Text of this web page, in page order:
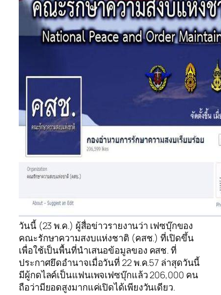
วันนี้ (23 พ.ค.) ผู้สื่อข่าวรายงานว่า เฟซบุ๊กของ
คณะรักษาความสงบแห่งชาติ (คสช.) ที่เปิดขึ้น
เพื่อใช้เป็นพื้นที่นำเสนอข้อมูลของ คสช. ที่
ประกาศยึดอำนาจเมื่อวันที่ 22 พ.ค.57 ล่าสุดวันนี้
มีผู้กดไลค์เป็นแฟนเพจเฟซบุ๊กแล้ว 206,000 คน
ถือว่ามียอดสูงมากแค่เปิดได้เพียงวันเดียว.